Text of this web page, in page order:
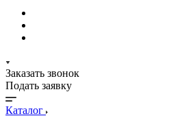
Заказать звонок
Подать заявку
Каталог